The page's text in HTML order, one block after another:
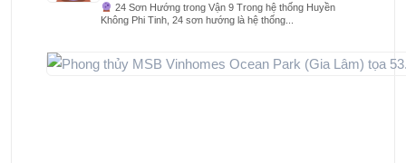
24 Sơn Hướng trong Vận 9 Trong hệ thống Huyền
Không Phi Tinh, 24 sơn hướng là hệ thống...